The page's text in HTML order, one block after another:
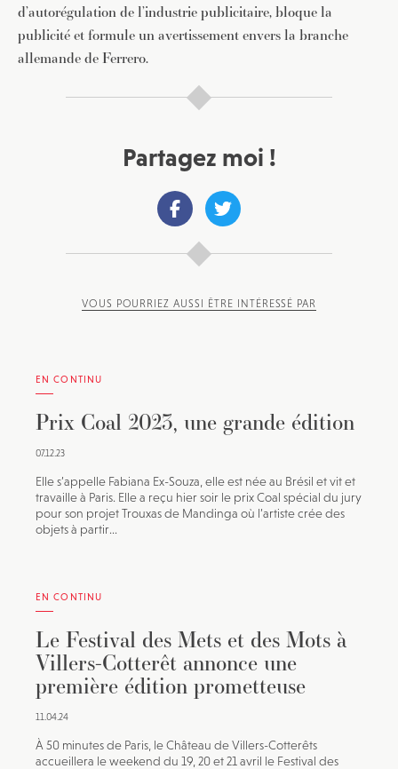
d’autorégulation de l’industrie publicitaire, bloque la
publicité et formule un avertissement envers la branche
allemande de Ferrero.
Partagez moi !
VOUS POURRIEZ AUSSI ÊTRE INTÉRESSÉ PAR
EN CONTINU
Prix Coal 2023, une grande édition
07.12.23
Elle s’appelle Fabiana Ex-Souza, elle est née au Brésil et vit et
travaille à Paris. Elle a reçu hier soir le prix Coal spécial du jury
pour son projet Trouxas de Mandinga où l’artiste crée des
objets à partir...
EN CONTINU
Le Festival des Mets et des Mots à
Villers-Cotterêt annonce une
première édition prometteuse
11.04.24
À 50 minutes de Paris, le Château de Villers-Cotterêts
accueillera le weekend du 19, 20 et 21 avril le Festival des